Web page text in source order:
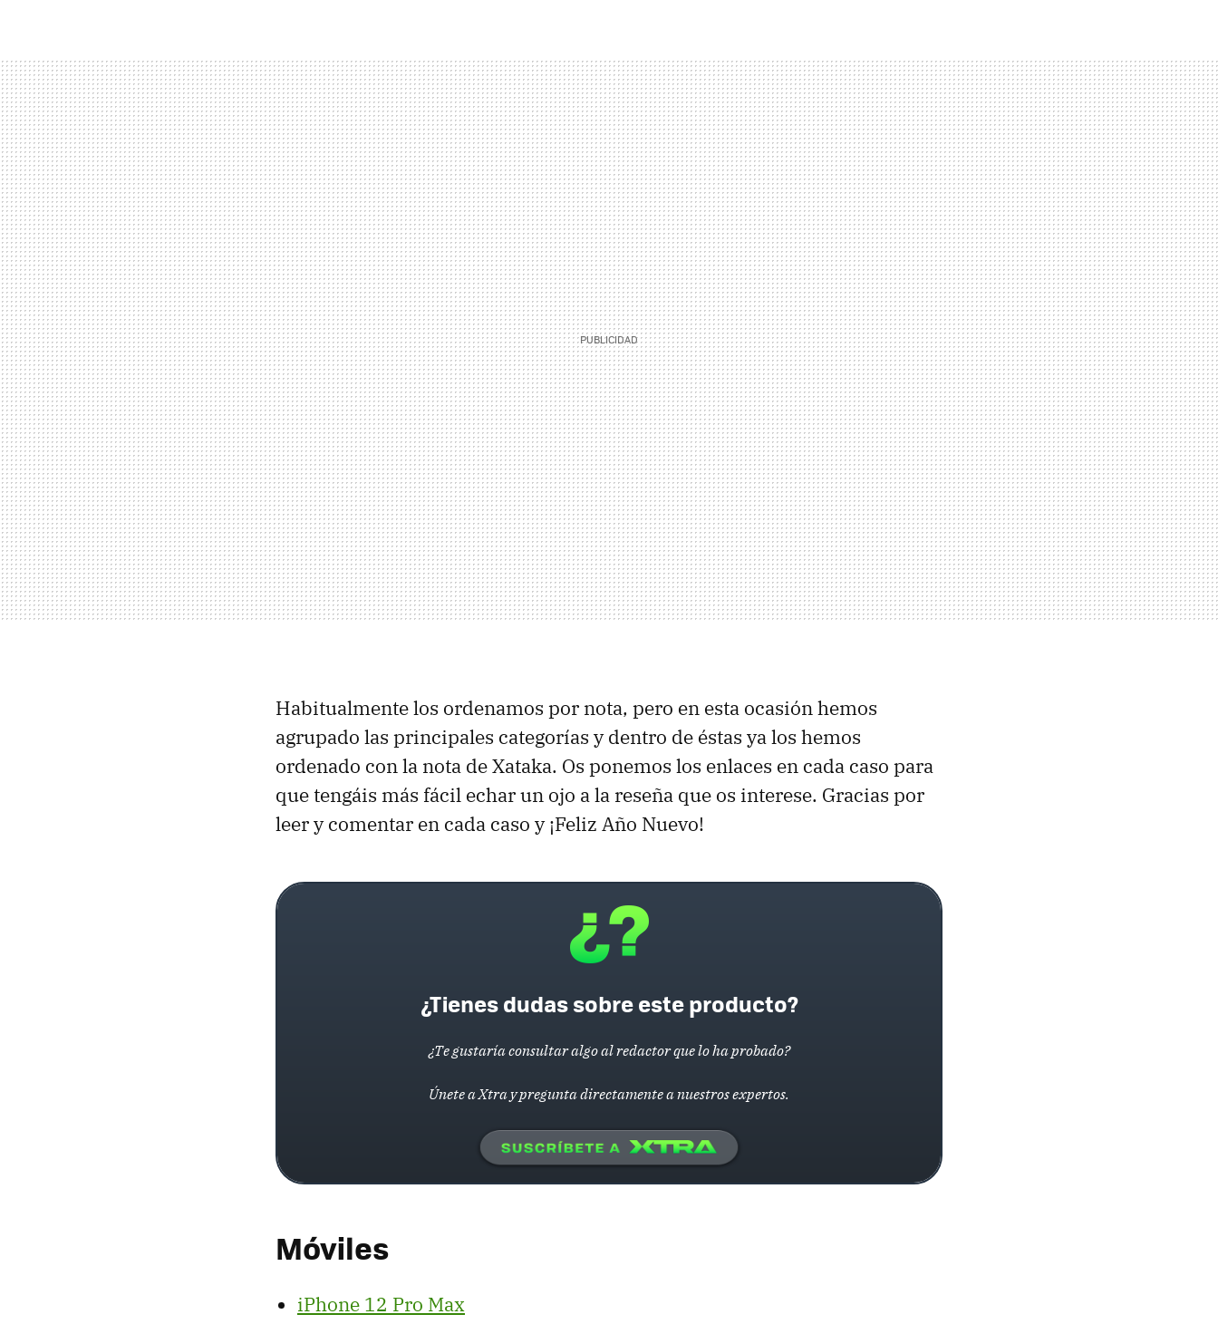
Habitualmente los ordenamos por nota, pero en esta ocasión hemos
agrupado las principales categorías y dentro de éstas ya los hemos
ordenado con la nota de Xataka. Os ponemos los enlaces en cada caso para
que tengáis más fácil echar un ojo a la reseña que os interese. Gracias por
leer y comentar en cada caso y ¡Feliz Año Nuevo!
¿Tienes dudas sobre este producto?
¿Te gustaría consultar algo al redactor que lo ha probado?
Únete a Xtra y pregunta directamente a nuestros expertos.
Móviles
iPhone 12 Pro Max